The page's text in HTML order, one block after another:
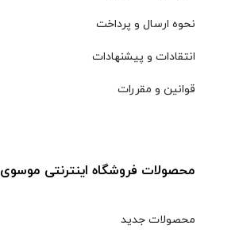
نحوه ارسال و پرداخت
انتقادات و پیشنهادات
قوانین و مقررات
محصولات فروشگاه اینترنتی موسوی
محصولات جدید